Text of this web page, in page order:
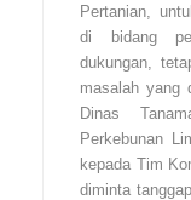
Pertanian,
di bidang
dukungan,
masalah yang
Dinas
Perkebunan
kepada Tim
diminta